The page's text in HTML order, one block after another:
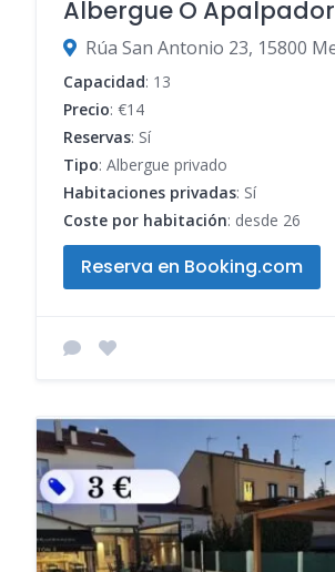
Albergue O Apalpador
Capacidad: 13
Precio: €14
Reservas: Sí
Tipo: Albergue privado
Habitaciones privadas: Sí
Coste por habitación: desde 26
Reserva en Booking.com